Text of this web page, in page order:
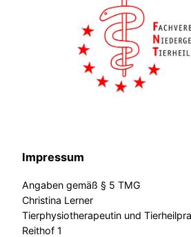
Impressum
Angaben gemäß § 5 TMG
Christina Lerner
Tierphysiotherapeutin und
Reithof 1